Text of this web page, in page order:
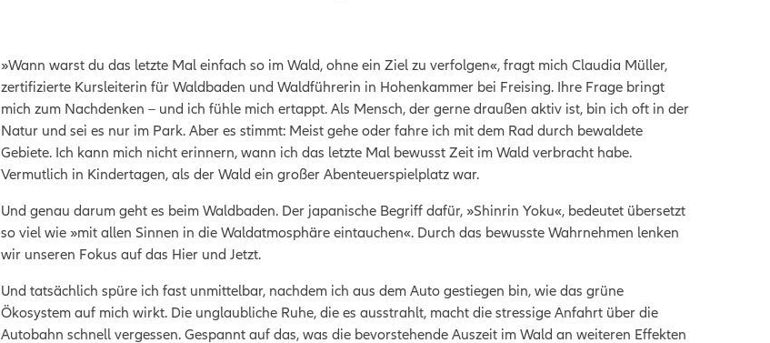
»Wann warst du das letzte Mal einfach so im Wald, ohne ein Ziel zu verfolgen«, fragt mich Claudia Müller,
zertifizierte Kursleiterin für Waldbaden und Waldführerin in Hohenkammer bei Freising. Ihre Frage bringt
mich zum Nachdenken – und ich fühle mich ertappt. Als Mensch, der gerne draußen aktiv ist, bin ich oft in der
Natur und sei es nur im Park. Aber es stimmt: Meist gehe oder fahre ich mit dem Rad durch bewaldete
Gebiete. Ich kann mich nicht erinnern, wann ich das letzte Mal bewusst Zeit im Wald verbracht habe.
Vermutlich in Kindertagen, als der Wald ein großer Abenteuerspielplatz war.
Und genau darum geht es beim Waldbaden. Der japanische Begriff dafür, »Shinrin Yoku«, bedeutet übersetzt
so viel wie »mit allen Sinnen in die Waldatmosphäre eintauchen«. Durch das bewusste Wahrnehmen lenken
wir unseren Fokus auf das Hier und Jetzt.
Und tatsächlich spüre ich fast unmittelbar, nachdem ich aus dem Auto gestiegen bin, wie das grüne
Ökosystem auf mich wirkt. Die unglaubliche Ruhe, die es ausstrahlt, macht die stressige Anfahrt über die
Autobahn schnell vergessen. Gespannt auf das, was die bevorstehende Auszeit im Wald an weiteren Effekten